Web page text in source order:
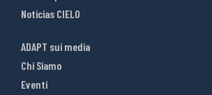
Noticias CIELO
ADAPT sui media
Chi Siamo
Eventi